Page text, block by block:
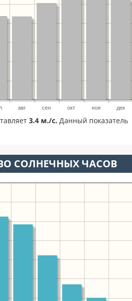
авг сен окт ноя дек
3.4 м./с. Данный показатель
СОЛНЕЧНЫХ ЧАСОВ